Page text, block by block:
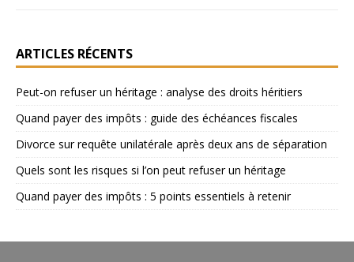
ARTICLES RÉCENTS
Peut-on refuser un héritage : analyse des droits héritiers
Quand payer des impôts : guide des échéances fiscales
Divorce sur requête unilatérale après deux ans de séparation
Quels sont les risques si l’on peut refuser un héritage
Quand payer des impôts : 5 points essentiels à retenir